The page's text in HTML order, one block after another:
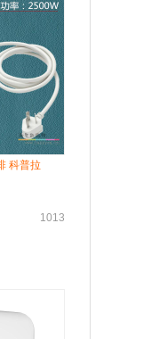
科普拉
1013